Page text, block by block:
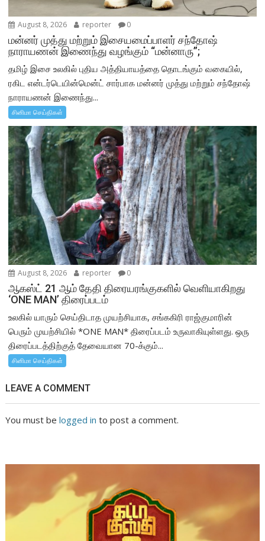
August 8, 2026 reporter 0
மன்னர் முத்து மற்றும் இசையமைப்பாளர் சந்தோஷ்
நாராயணன் இணைந்து வழங்கும் “மன்னாரு”;
தமிழ் இசை உலகில் புதிய அத்தியாயத்தை தொடங்கும் வகையில்,
ரகிட என்டர்டெயின்மென்ட் சார்பாக மன்னர் முத்து மற்றும் சந்தோஷ்
நாராயணன் இணைந்து...
சினிமா செய்திகள்
August 8, 2026 reporter 0
ஆகஸ்ட் 21 ஆம் தேதி திரையரங்குகளில் வெளியாகிறது
‘ONE MAN’ திரைப்படம்
உலகில் யாரும் செய்திடாத முயற்சியாக, சங்ககிரி ராஜ்குமாரின்
பெரும் முயற்சியில் *ONE MAN* திரைப்படம் உருவாகியுள்ளது. ஒரு
திரைப்படத்திற்குத் தேவையான 70-க்கும்...
சினிமா செய்திகள்
LEAVE A COMMENT
You must belogged in to post a comment.